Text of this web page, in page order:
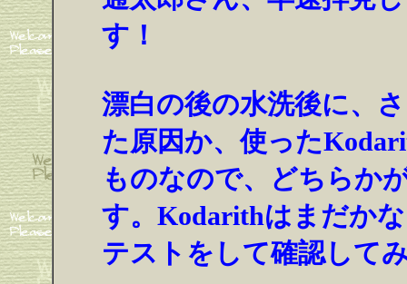
す！
漂白の後の水洗後に、
た原因か、使った
ものなので、どちらか
す。Kodarithはまだか
テストをして確認して